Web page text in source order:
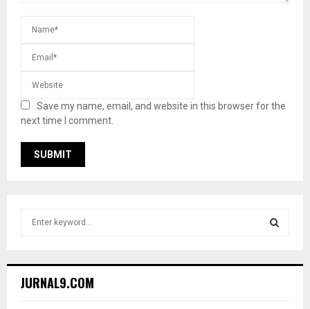
Save my name, email, and website in this browser for the
next time I comment.
h
JURNAL9.COM